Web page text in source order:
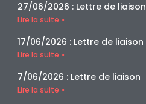
27/06/2026 : Lettre de liaison
Lire la suite »
17/06/2026 : Lettre de liaison
Lire la suite »
7/06/2026 : Lettre de liaison
Lire la suite »